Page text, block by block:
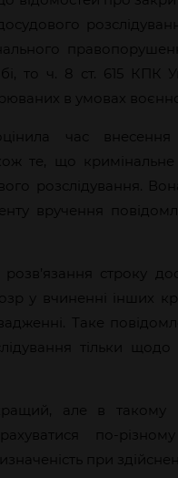
досудового
то ч. 8 ст. 615 КПК
в умовах
час внесення
те, що кримінальне
розслідування.
вручення
строку
у вчиненні інших
Таке
тільки
але в такому
по-
при